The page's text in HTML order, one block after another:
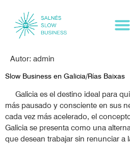
Autor: admin
Slow Business en Galicia/Rías Baixas
Galicia es el destino ideal para
más pausado y consciente en
cada vez más acelerado, el
Galicia se presenta como una
que desean trabajar sin renunciar a